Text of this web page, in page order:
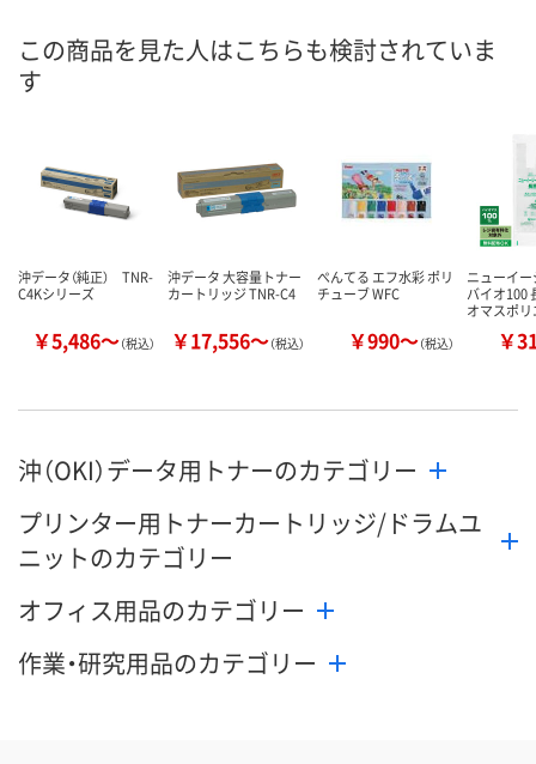
お届け日
カゴへ カゴへ カ
この商品を見た人はこちらも検討されていま
す
沖データ（純正） TNR-
C4Kシリーズ
￥5,486～（税込）
沖データ 大容量トナー
カートリッジ TNR-C4
￥17,556～（税込）
ぺんてる エフ水彩 ポリ
チューブ WFC
￥990～（税込）
ニューイ
バイオ100
オマスポ
￥
沖（OKI）データ用トナーのカテゴリー
プリンター用トナーカートリッジ/ドラムユ
ニットのカテゴリー
オフィス用品のカテゴリー
作業・研究用品のカテゴリー